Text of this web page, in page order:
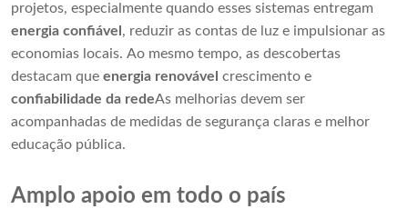
projetos, especialmente quando esses sistemas entregam
energia confiável , reduzir as contas de luz e impulsionar as
economias locais. Ao mesmo tempo, as descobertas
destacam que energia renovável crescimento e
confiabilidade da redeAs melhorias devem ser
acompanhadas de medidas de segurança claras e melhor
educação pública.
Amplo apoio em todo o país